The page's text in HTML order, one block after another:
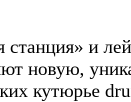
станция» и
новую,
кутюрье